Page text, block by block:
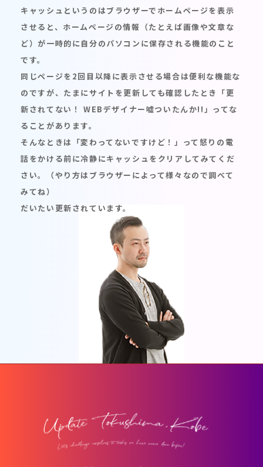
キャッシュというのはブラウザーでホームページを表示
させると、ホームページの情報（たとえば画像や文章な
ど）が一時的に自分のパソコンに保存される機能のこと
です。
同じページを2回目以降に表示させる場合は便利な機能な
のですが、たまにサイトを更新しても確認したとき「更
新されてない！ WEBデザイナー嘘ついたんか!!」ってな
ることがあります。
そんなときは「変わってないですけど！」って怒りの電
話をかける前に冷静にキャッシュをクリアしてみてくだ
さい。（やり方はブラウザーによって様々なので調べて
みてね）
だいたい更新されています。